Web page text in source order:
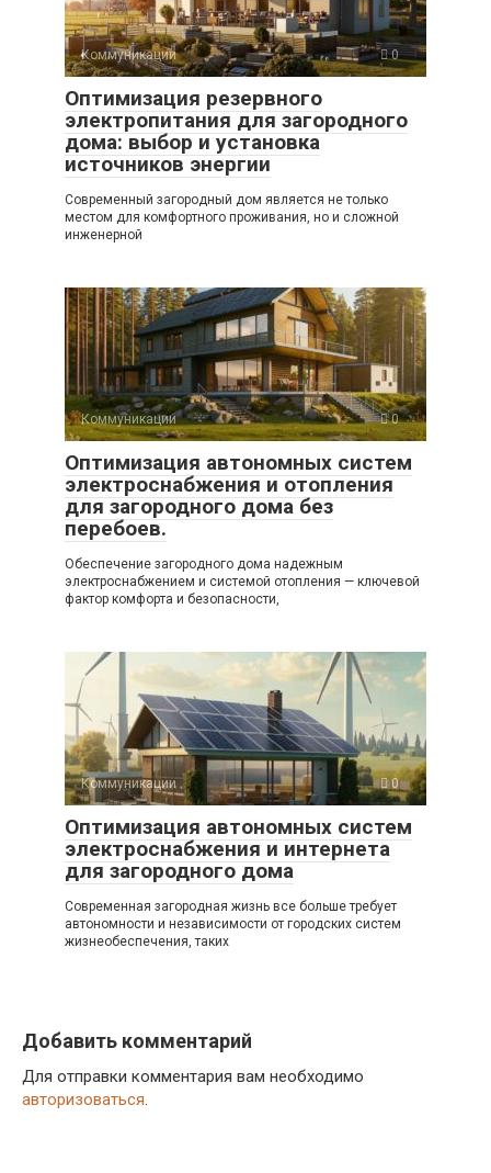
Коммуникации 0
Оптимизация резервного
электропитания для загородного
дома: выбор и установка
источников энергии
Современный загородный дом является не только
местом для комфортного проживания, но и сложной
инженерной
Коммуникации 0
Оптимизация автономных систем
электроснабжения и отопления
для загородного дома без
перебоев.
Обеспечение загородного дома надежным
электроснабжением и системой отопления — ключевой
фактор комфорта и безопасности,
Коммуникации 0
Оптимизация автономных систем
электроснабжения и интернета
для загородного дома
Современная загородная жизнь все больше требует
автономности и независимости от городских систем
жизнеобеспечения, таких
Добавить комментарий
Для отправки комментария вам необходимо
авторизоваться